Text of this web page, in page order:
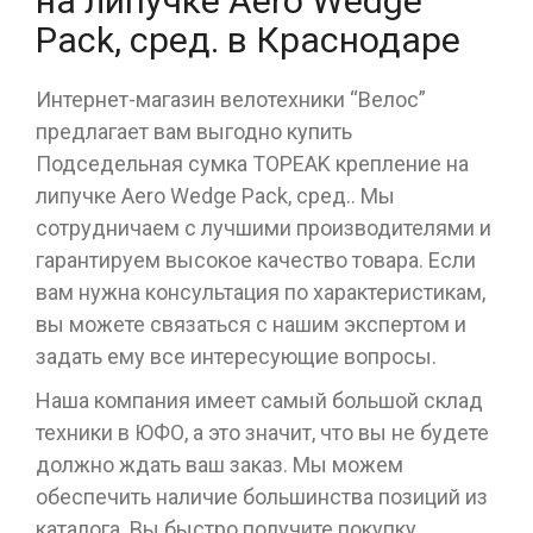
Pack, сред. в Краснодаре
Интернет-магазин велотехники “Велос”
предлагает вам выгодно купить
Подседельная сумка TOPEAK крепление на
липучке Aero Wedge Pack, сред.. Мы
сотрудничаем с лучшими производителями и
гарантируем высокое качество товара. Если
вам нужна консультация по характеристикам,
вы можете связаться с нашим экспертом и
задать ему все интересующие вопросы.
Наша компания имеет самый большой склад
техники в ЮФО, а это значит, что вы не будете
должно ждать ваш заказ. Мы можем
обеспечить наличие большинства позиций из